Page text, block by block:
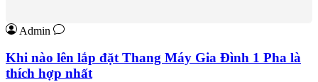
Admin
Khi nào lên lắp đặt Thang Máy Gia Đình 1 Pha là
thích hợp nhất